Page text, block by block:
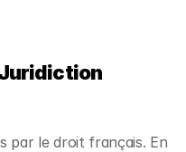
par le droit français. En